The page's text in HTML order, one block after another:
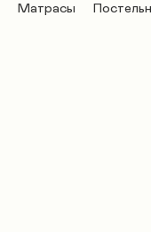
Матрасы